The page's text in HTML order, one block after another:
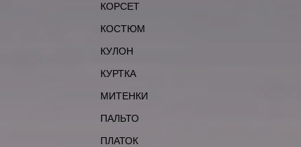
КОРСЕТ
КОСТЮМ
КУЛОН
КУРТКА
МИТЕНКИ
ПАЛЬТО
ПЛАТОК